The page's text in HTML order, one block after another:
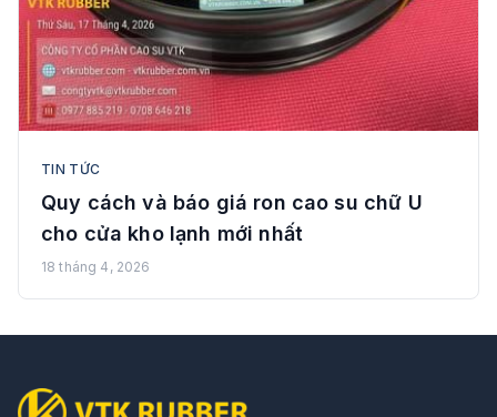
TIN TỨC
Quy cách và báo giá ron cao su chữ U
cho cửa kho lạnh mới nhất
18 tháng 4, 2026